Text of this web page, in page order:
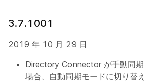
3.7.1001
2019 年 10 月 29 日
Directory Connector が手動同
場合、自動同期モードに切り替